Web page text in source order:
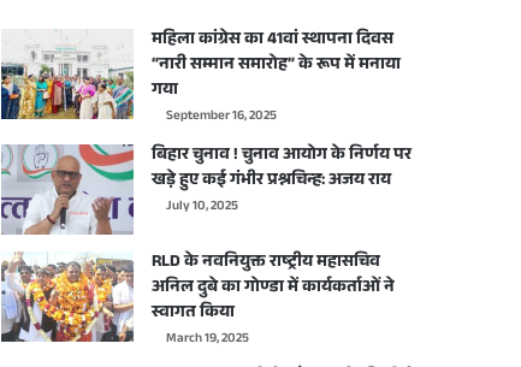
महिला कांग्रेस का 41वां स्थापना दिवस
“नारी सम्मान समारोह” के रूप में मनाया
गया
September 16, 2025
बिहार चुनाव ! चुनाव आयोग के निर्णय पर
खड़े हुए कई गंभीर प्रश्नचिन्ह: अजय राय
July 10, 2025
RLD के नवनियुक्त राष्ट्रीय महासचिव
अनिल दुबे का गोण्डा में कार्यकर्ताओं ने
स्वागत किया
March 19, 2025